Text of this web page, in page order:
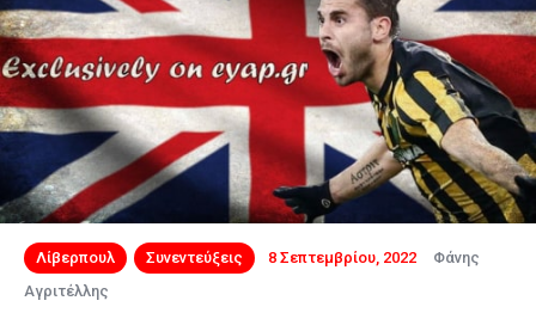
Λίβερπουλ Συνεντεύξεις 8 Σεπτεμβρίου, 2022
Φάνης
Αγριτέλλης